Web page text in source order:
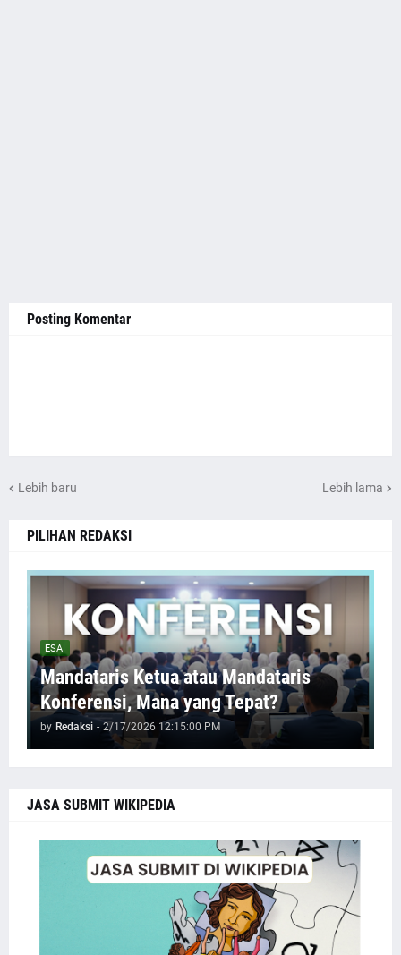
Posting Komentar
Lebih baru Lebih lama
PILIHAN REDAKSI
ESAI
Mandataris Ketua atau Mandataris
Konferensi, Mana yang Tepat?
by Redaksi - 2/17/2026 12:15:00 PM
JASA SUBMIT WIKIPEDIA